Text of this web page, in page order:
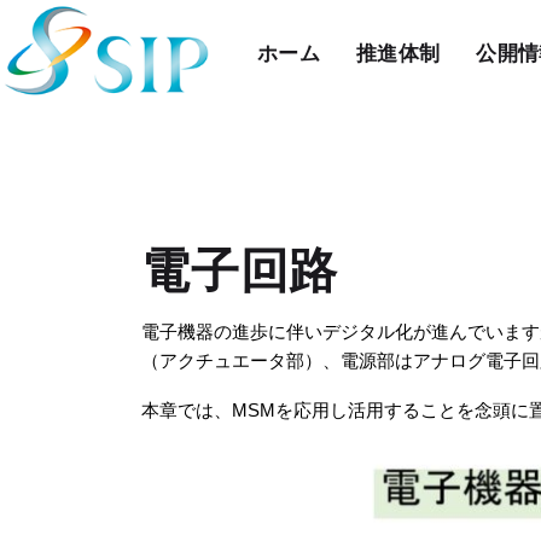
ホーム 推進体制 公開
電子回路
電子機器の進歩に伴いデジタル化が進んでいま
（アクチュエータ部）、電源部はアナログ電子
本章では、MSMを応用し活用することを念頭に